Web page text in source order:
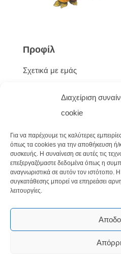
Διαχείριση
cookie
Για να παρέχουμε τις καλύτερες
όπως τα cookies για την αποθήκευση ή/
συσκευής. Η συναίνεση σε αυτές τις
επεξεργαζόμαστε δεδομένα όπως η
αναγνωριστικά σε αυτόν τον ιστότοπο.
συγκατάθεσης μπορεί να επηρεάσει
λειτουργίες.
Προφίλ
Σχετικά με εμάς
Copyright © 2023 –